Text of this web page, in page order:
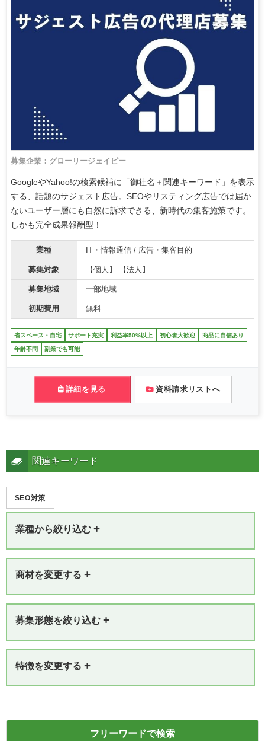
募集企業：グローリージェイピー
GoogleやYahoo!の検索候補に「御社名＋関連キーワード」を表示
する、話題のサジェスト広告。SEOやリスティング広告では届か
ないユーザー層にも自然に訴求できる、新時代の集客施策です。
しかも完全成果報酬型！
業種 IT・情報通信 / 広告・集客目的
募集対象 【個人】 【法人】
募集地域 一部地域
初期費用 無料
省スペース・自宅 サポート充実 利益率50%以上 初心者大歓迎 商品に自信あり
年齢不問 副業でも可能
詳細を見る 資料請求リストへ
関連キーワード
SEO対策
業種から絞り込む +
商材を変更する +
募集形態を絞り込む +
特徴を変更する +
フリーワードで検索